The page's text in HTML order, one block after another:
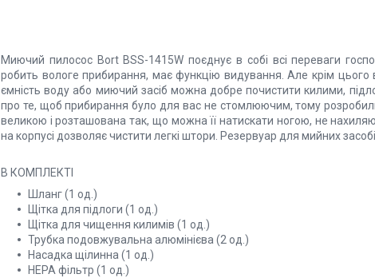
Миючий пилосос Bort BSS-1415W поєднує в собі всі переваги
робить вологе прибирання, має функцію видування. Але крім
ємність воду або миючий засіб можна добре почистити килими,
про те, щоб прибирання було для вас не стомлюючим, тому
великою і розташована так, що можна її натискати ногою, не
на корпусі дозволяє чистити легкі штори. Резервуар для мийних
В КОМПЛЕКТІ
Шланг (1 од.)
Щітка для підлоги (1 од.)
Щітка для чищення килимів (1 од.)
Трубка подовжувальна алюмінієва (2 од.)
Насадка щілинна (1 од.)
HEPA фільтр (1 од.)